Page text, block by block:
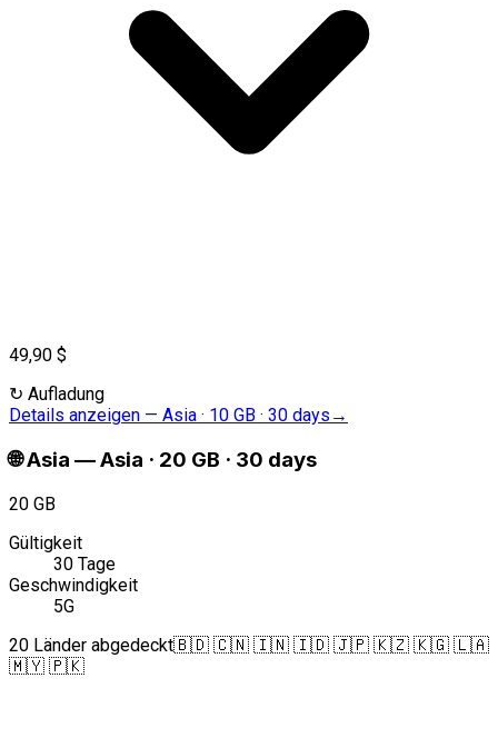
49,90 $
↻ Aufladung
Details anzeigen — Asia · 10 GB · 30 days →
🌐Asia —Asia · 20 GB · 30 days
20 GB
Gültigkeit
30 Tage
Geschwindigkeit
5G
20 Länder abgedeckt🇧🇩 🇨🇳 🇮🇳 🇮🇩 🇯🇵 🇰🇿 🇰🇬 🇱🇦
🇲🇾 🇵🇰